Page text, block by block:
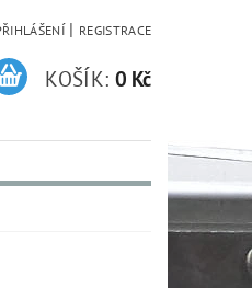
| REGISTRACE
KOŠÍK: 0 Kč